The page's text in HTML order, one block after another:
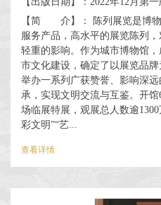
【简 介】： 陈列展览是博物
服务产品，高水平的展览陈列
轻重的影响。作为城市博物馆
市文化建设，确定了以展览品
举办一系列广获赞誉、影响深
承，实现文明交流与互鉴。开
场临展特展，观展总人数逾
彩文明”“艺...
查看详情